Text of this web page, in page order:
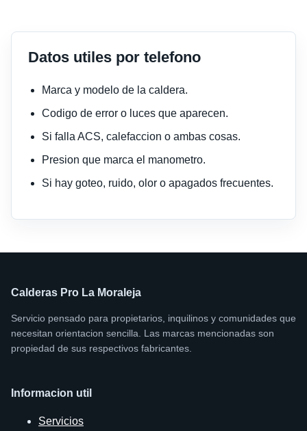
Datos utiles por telefono
Marca y modelo de la caldera.
Codigo de error o luces que aparecen.
Si falla ACS, calefaccion o ambas cosas.
Presion que marca el manometro.
Si hay goteo, ruido, olor o apagados frecuentes.
Calderas Pro La Moraleja
Servicio pensado para propietarios, inquilinos y comunidades que
necesitan orientacion sencilla. Las marcas mencionadas son
propiedad de sus respectivos fabricantes.
Informacion util
Servicios